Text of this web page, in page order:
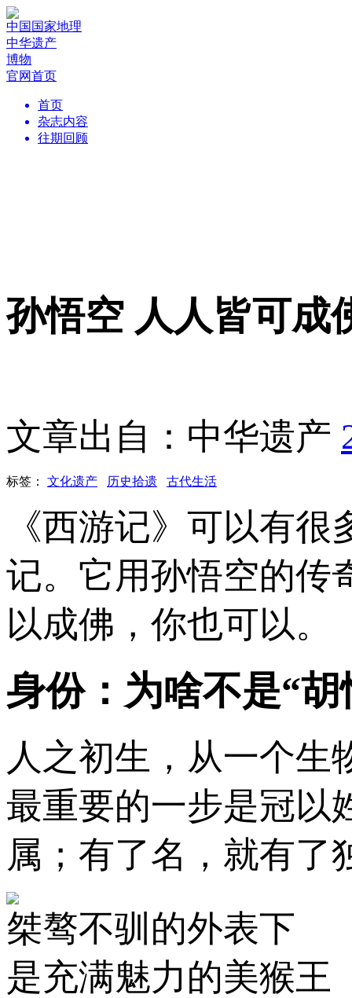
中国国家地理
中华遗产
博物
官网首页
首页
杂志内容
往期回顾
孙悟空 人人皆可成
文章出自：中华遗产
标签： 文化遗产 历史拾遗 古代生活
《西游记》可以有
记。它用孙悟空的传
以成佛，你也可以。
身份：为啥不是“
人之初生，从一个生
最重要的一步是冠以
属；有了名，就有了
桀骜不驯的外表下
是充满魅力的美猴王